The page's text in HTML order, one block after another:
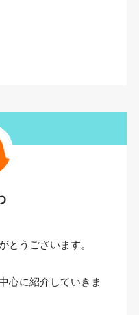
とうございます。
心に紹介していきま